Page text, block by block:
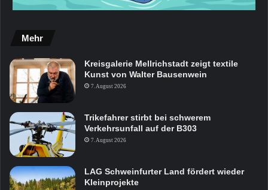
Mehr
Kreisgalerie Mellrichstadt zeigt textile
Kunst von Walter Bausenwein
7. August 2026
Trikefahrer stirbt bei schwerem
Verkehrsunfall auf der B303
7. August 2026
LAG Schweinfurter Land fördert wieder
Kleinprojekte